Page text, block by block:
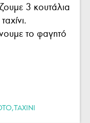
3 κουτάλια
το φαγητό
,ΤΑΧΙΝΙ